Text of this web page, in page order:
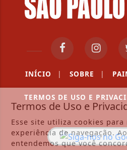
INÍCIO | SOBRE |
TERMOS DE USO E
Termos de Uso e
Esse site utiliza cookies para
experiência de navegação.
entendemos que você